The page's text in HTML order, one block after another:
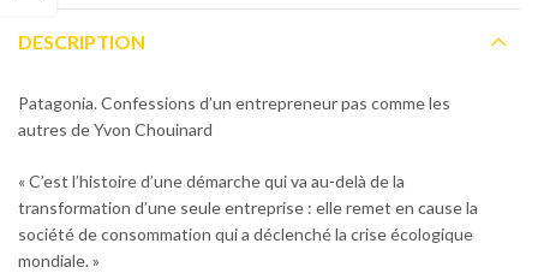
DESCRIPTION
Patagonia. Confessions d’un entrepreneur pas comme les
autres de Yvon Chouinard
« C’est l’histoire d’une démarche qui va au-delà de la
transformation d’une seule entreprise : elle remet en cause la
société de consommation qui a déclenché la crise écologique
mondiale. »